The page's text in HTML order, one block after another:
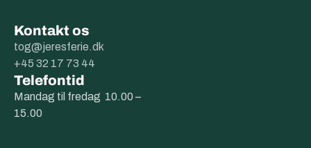
Kontakt os
tog@jeresferie.dk
+45 32 17 73 44
Telefontid
Mandag til fredag 10.00 –
15.00